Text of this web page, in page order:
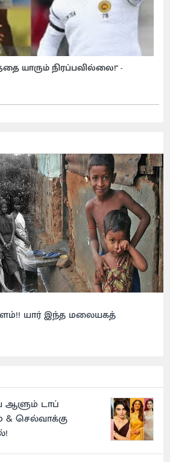
யாரும் நிரப்பவில்லை!" -
யார் இந்த மலையகத்
ஆளும் டாப்
& செல்வாக்கு